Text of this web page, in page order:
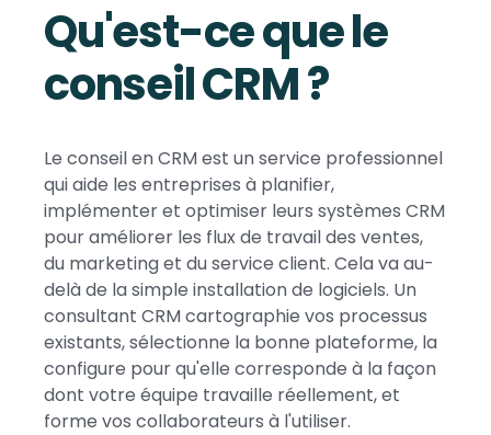
Qu'est-ce que le
conseil CRM ?
Le conseil en CRM est un service professionnel
qui aide les entreprises à planifier,
implémenter et optimiser leurs systèmes CRM
pour améliorer les flux de travail des ventes,
du marketing et du service client. Cela va au-
delà de la simple installation de logiciels. Un
consultant CRM cartographie vos processus
existants, sélectionne la bonne plateforme, la
configure pour qu'elle corresponde à la façon
dont votre équipe travaille réellement, et
forme vos collaborateurs à l'utiliser.